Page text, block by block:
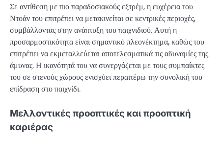
Σε αντίθεση με πιο παραδοσιακούς εξτρέμ, η ευχέρεια του
Ντοάν του επιτρέπει να μετακινείται σε κεντρικές περιοχές,
συμβάλλοντας στην ανάπτυξη του παιχνιδιού. Αυτή η
προσαρμοστικότητα είναι σημαντικό πλεονέκτημα, καθώς του
επιτρέπει να εκμεταλλεύεται αποτελεσματικά τις αδυναμίες της
άμυνας. Η ικανότητά του να συνεργάζεται με τους συμπαίκτες
του σε στενούς χώρους ενισχύει περαιτέρω την συνολική του
επίδραση στο παιχνίδι.
Μελλοντικές προοπτικές και προοπτική
καριέρας